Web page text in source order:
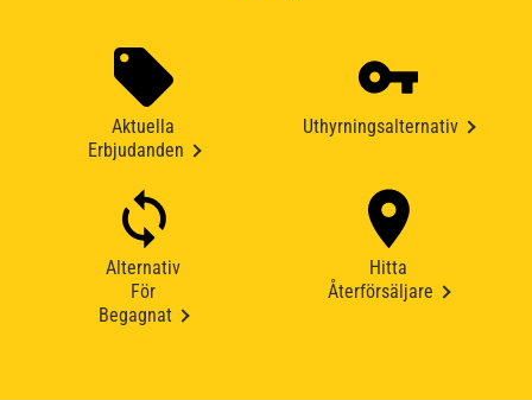
Aktuella
Erbjudanden
Uthyrningsalternativ
Alternativ
För
Begagnat
Hitta
Återförsäljare